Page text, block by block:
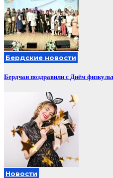
Бердские новости
Бердчан поздравили с Днём
Новости